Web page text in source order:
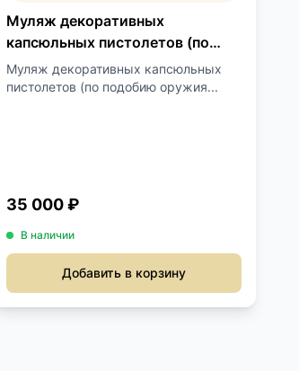
Муляж декоративных
капсюльных пистолетов (по
подобию оружия начала XIX
века)
Муляж декоративных капсюльных
пистолетов (по подобию оружия...
35 000 ₽
В наличии
Добавить в корзину